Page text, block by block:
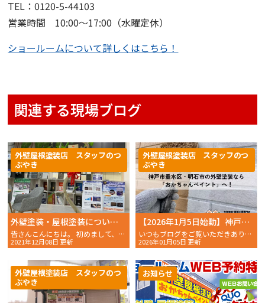
TEL ：0120-5-44103
営業時間 10:00〜17:00 （水曜定休）
ショールームについて詳しくはこちら！
関連する現場ブログ
外壁塗装・屋根塗装についてのお悩みは 明石市・播磨町・稲美町の外壁塗装は「おかちゃんペイント」まで！！
皆さんこんにちは。 初めまして、スタッフMです。 外壁・
2021年12月08日 更新
外壁屋根塗装店 スタッフのつ
ぶやき
【2026年1月5日始動】神戸市垂水区・明石市の外壁塗装なら「グーグル口コミ高評価のおかちゃんペイント」へ！
いつもブログをご覧いただきありがとうございます！神戸市垂水区・明石市を中心に、地域密着で外壁塗装・……
2026年01月05日 更新
外壁屋根塗装店 スタッフのつ
ぶやき
外壁屋根塗装店 スタッフのつ
ぶやき
お知らせ